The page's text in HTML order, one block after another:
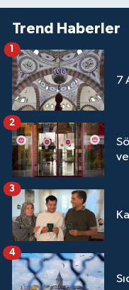
Trend Haberler
7
1
2
3
4